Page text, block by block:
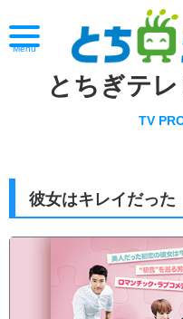
Menu
とちぎテ
TV
彼女はキレイだった